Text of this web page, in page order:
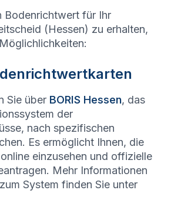
Bodenrichtwert für Ihr
(Hessen) zu erhalten,
Sie über BORIS Hessen, das
der
nach spezifischen
Es ermöglicht Ihnen, die
einzusehen und offizielle
Mehr Informationen
System finden Sie unter